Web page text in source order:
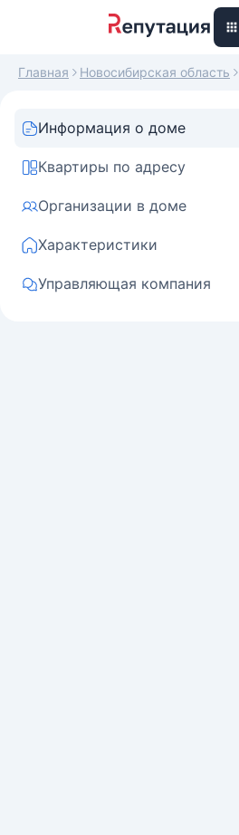
Главная Новосибирская область
Информация о доме
Квартиры по адресу
Организации в доме
Характеристики
Управляющая компания